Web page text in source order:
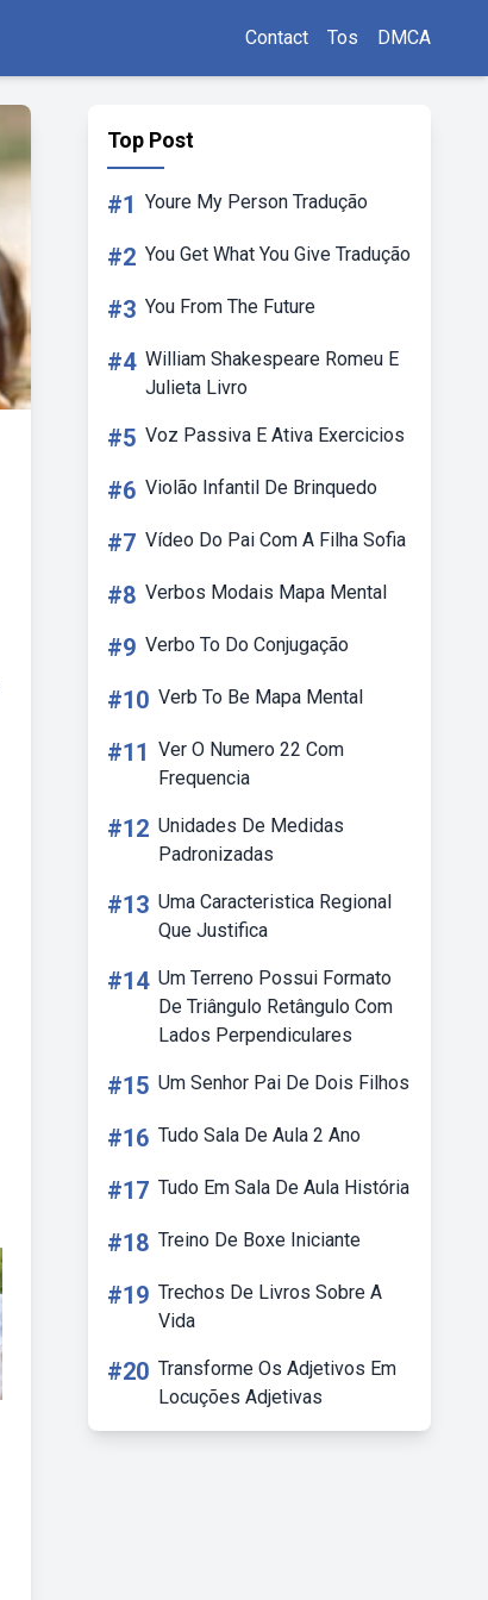
Contact Tos DMCA
Top Post
#1 Youre My Person Tradução
#2 You Get What You Give Tradução
#3 You From The Future
#4 William Shakespeare Romeu E
Julieta Livro
#5 Voz Passiva E Ativa Exercicios
#6 Violão Infantil De Brinquedo
#7 Vídeo Do Pai Com A Filha Sofia
#8 Verbos Modais Mapa Mental
#9 Verbo To Do Conjugação
#10 Verb To Be Mapa Mental
#11 Ver O Numero 22 Com
Frequencia
#12 Unidades De Medidas
Padronizadas
#13 Uma Caracteristica Regional
Que Justifica
#14 Um Terreno Possui Formato
De Triângulo Retângulo Com
Lados Perpendiculares
#15 Um Senhor Pai De Dois Filhos
#16 Tudo Sala De Aula 2 Ano
#17 Tudo Em Sala De Aula História
#18 Treino De Boxe Iniciante
#19 Trechos De Livros Sobre A
Vida
#20 Transforme Os Adjetivos Em
Locuções Adjetivas